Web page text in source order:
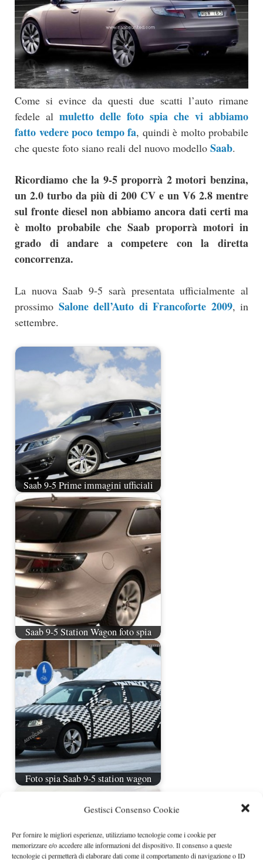
Gestisci Consenso Cookie
Per fornire le migliori esperienze, utilizziamo tecnologie come i cookie per
memorizzare e/o accedere alle informazioni del dispositivo. Il consenso a queste
tecnologie ci permetterà di elaborare dati come il comportamento di navigazione o ID
Come si evince da questi due scatti l’auto rimane
fedele al muletto delle foto spia che vi abbiamo
fatto vedere poco tempo fa, quindi è molto probabile
che queste foto siano reali del nuovo modello Saab.
Ricordiamo che la 9-5 proporrà 2 motori benzina,
un 2.0 turbo da più di 200 CV e un V6 2.8 mentre
sul fronte diesel non abbiamo ancora dati certi ma
è molto probabile che Saab proporrà motori in
grado di andare a competere con la diretta
concorrenza.
La nuova Saab 9-5 sarà presentata ufficialmente al
prossimo Salone dell’Auto di Francoforte 2009, in
settembre.
Saab 9-5 Prime immagini ufficiali
Saab 9-5 Station Wagon foto spia
Foto spia Saab 9-5 station wagon